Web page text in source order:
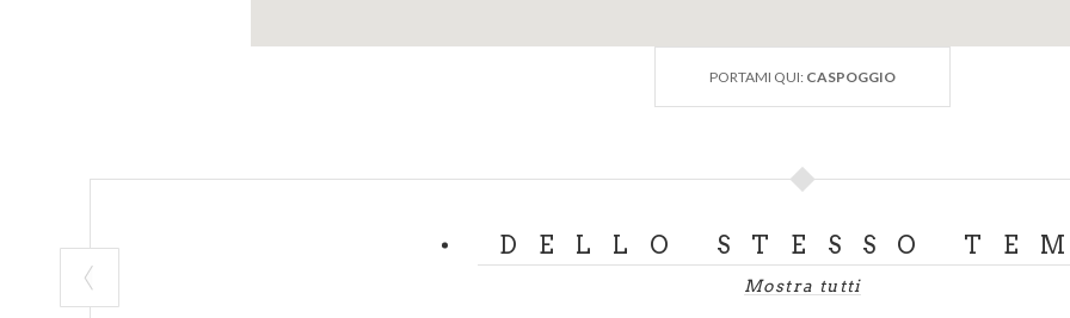
PORTAMI QUI: CASPOGGIO
DELLO STESSO
Mostra tutti